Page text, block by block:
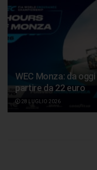
WEC Monza: da
partire da 22 euro
28 LUGLIO 2026